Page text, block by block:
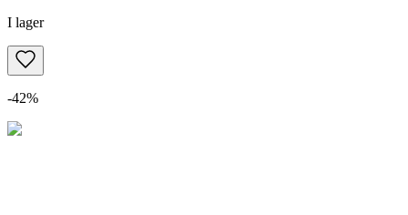
I lager
-42%